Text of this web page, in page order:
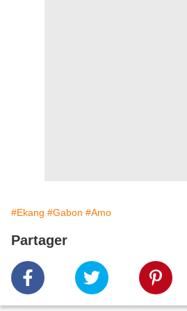
#Ekang #Gabon #Amo
Partager